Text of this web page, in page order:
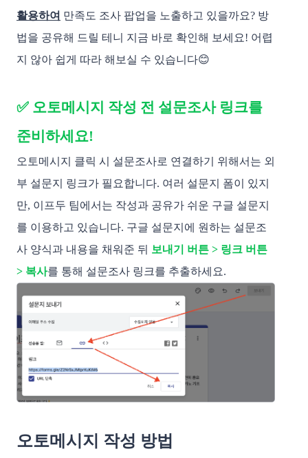
활용하여 만족도 조사 팝업을 노출하고 있을까요? 방
법을 공유해 드릴 테니 지금 바로 확인해 보세요! 어렵
지 않아 쉽게 따라 해보실 수 있습니다😊
✅ 오토메시지 작성 전 설문조사 링크를
준비하세요!
오토메시지 클릭 시 설문조사로 연결하기 위해서는 외
부 설문지 링크가 필요합니다. 여러 설문지 폼이 있지
만, 이프두 팀에서는 작성과 공유가 쉬운 구글 설문지
를 이용하고 있습니다. 구글 설문지에 원하는 설문조
사 양식과 내용을 채워준 뒤 보내기 버튼 > 링크 버튼
> 복사를 통해 설문조사 링크를 추출하세요.
오토메시지 작성 방법